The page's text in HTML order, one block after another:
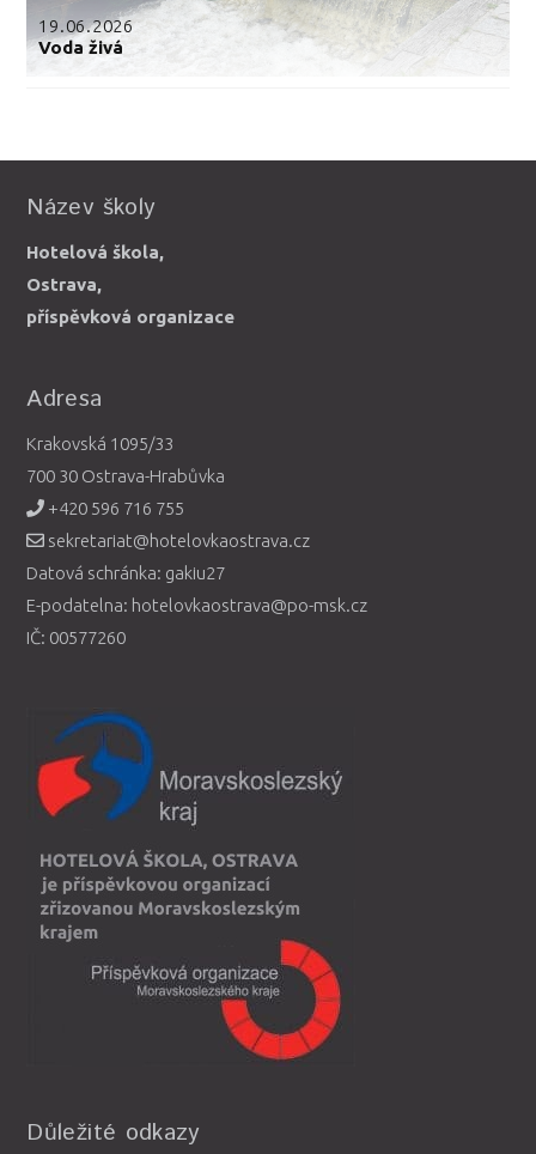
19.06.2026
Voda živá
Název školy
Hotelová škola,
Ostrava,
příspěvková organizace
Adresa
Krakovská 1095/33
700 30 Ostrava-Hrabůvka
+420 596 716 755
sekretariat@hotelovkaostrava.cz
Datová schránka: gakiu27
E-podatelna: hotelovkaostrava@po-msk.cz
IČ: 00577260
Důležité odkazy